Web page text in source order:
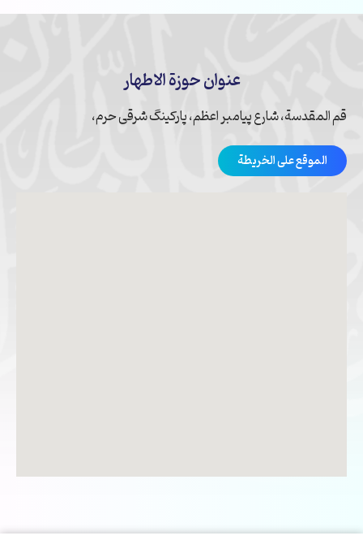
عنوان حوزة الاطهار
قم المقدسة، شارع پیامبر اعظم، پارکینگ شرقی حرم،
الموقع على الخريطة